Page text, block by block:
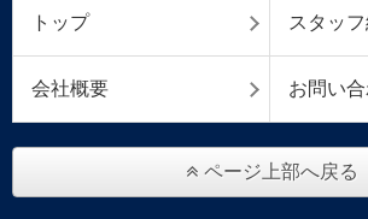
トップ スタッ
会社概要 お問い
ページ上部へ戻る